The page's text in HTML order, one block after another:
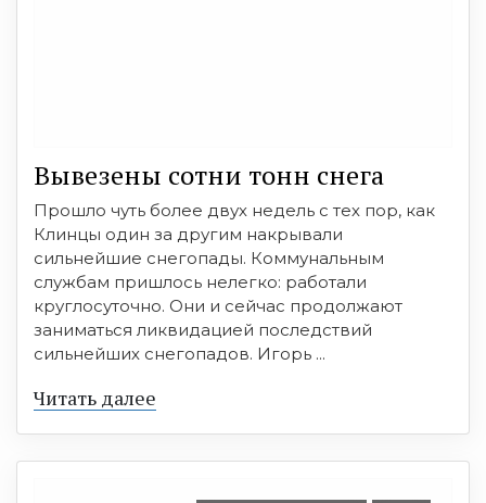
Вывезены сотни тонн снега
Прошло чуть более двух недель с тех пор, как
Клинцы один за другим накрывали
сильнейшие снегопады. Коммунальным
службам пришлось нелегко: работали
круглосуточно. Они и сейчас продолжают
заниматься ликвидацией последствий
сильнейших снегопадов. Игорь ...
Читать далее